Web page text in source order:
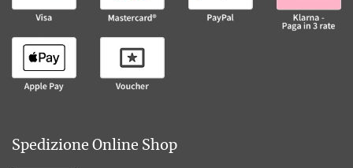
Spedizione Online Shop